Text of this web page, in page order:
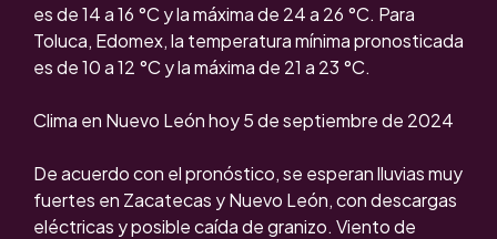
es de 14 a 16 °C y la máxima de 24 a 26 °C. Para
Toluca, Edomex, la temperatura mínima pronosticada
es de 10 a 12 °C y la máxima de 21 a 23 °C.
Clima en Nuevo León hoy 5 de septiembre de 2024
De acuerdo con el pronóstico, se esperan lluvias muy
fuertes en Zacatecas y Nuevo León, con descargas
eléctricas y posible caída de granizo. Viento de